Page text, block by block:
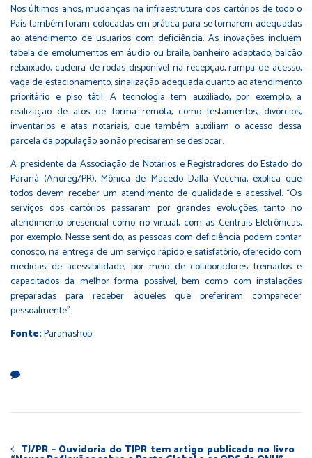
Nos últimos anos, mudanças na infraestrutura dos cartórios de todo o
País também foram colocadas em prática para se tornarem adequadas
ao atendimento de usuários com deficiência. As inovações incluem
tabela de emolumentos em áudio ou braile, banheiro adaptado, balcão
rebaixado, cadeira de rodas disponível na recepção, rampa de acesso,
vaga de estacionamento, sinalização adequada quanto ao atendimento
prioritário e piso tátil. A tecnologia tem auxiliado, por exemplo, a
realização de atos de forma remota, como testamentos, divórcios,
inventários e atas notariais, que também auxiliam o acesso dessa
parcela da população ao não precisarem se deslocar.
A presidente da Associação de Notários e Registradores do Estado do
Paraná (Anoreg/PR), Mônica de Macedo Dalla Vecchia, explica que
todos devem receber um atendimento de qualidade e acessível. “Os
serviços dos cartórios passaram por grandes evoluções, tanto no
atendimento presencial como no virtual, com as Centrais Eletrônicas,
por exemplo. Nesse sentido, as pessoas com deficiência podem contar
conosco, na entrega de um serviço rápido e satisfatório, oferecido com
medidas de acessibilidade, por meio de colaboradores treinados e
capacitados da melhor forma possível, bem como com instalações
preparadas para receber àqueles que preferirem comparecer
pessoalmente”.
Fonte:Paranashop
TJ/PR – Ouvidoria do TJPR tem artigo publicado no livro